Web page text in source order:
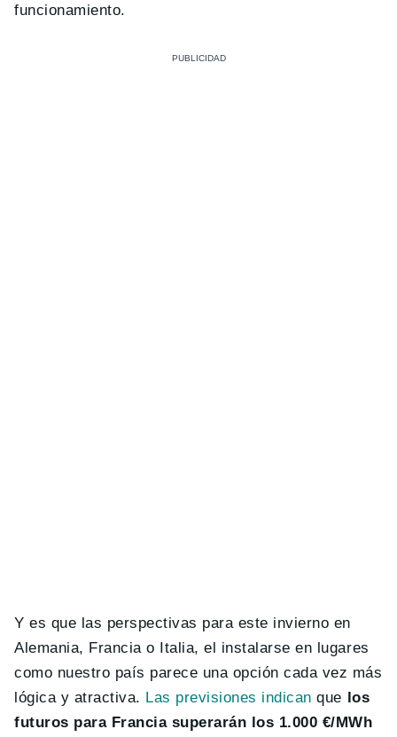
funcionamiento.
Y es que las perspectivas para este invierno en
Alemania, Francia o Italia, el instalarse en lugares
como nuestro país parece una opción cada vez más
lógica y atractiva. Las previsiones indican que los
futuros para Francia superarán los 1.000 €/MWh